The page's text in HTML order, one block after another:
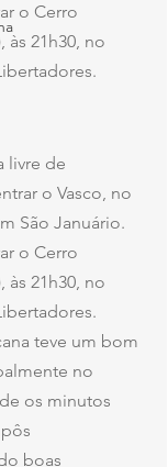
o Cerro
às 21h30, no
livre de
o Vasco, no
São Januário.
o Cerro
às 21h30, no
teve um bom
no
os minutos
boas